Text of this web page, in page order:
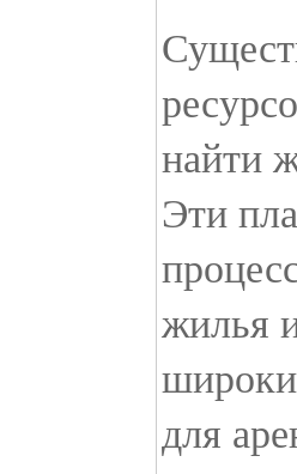
найти
Эти
жилья
для